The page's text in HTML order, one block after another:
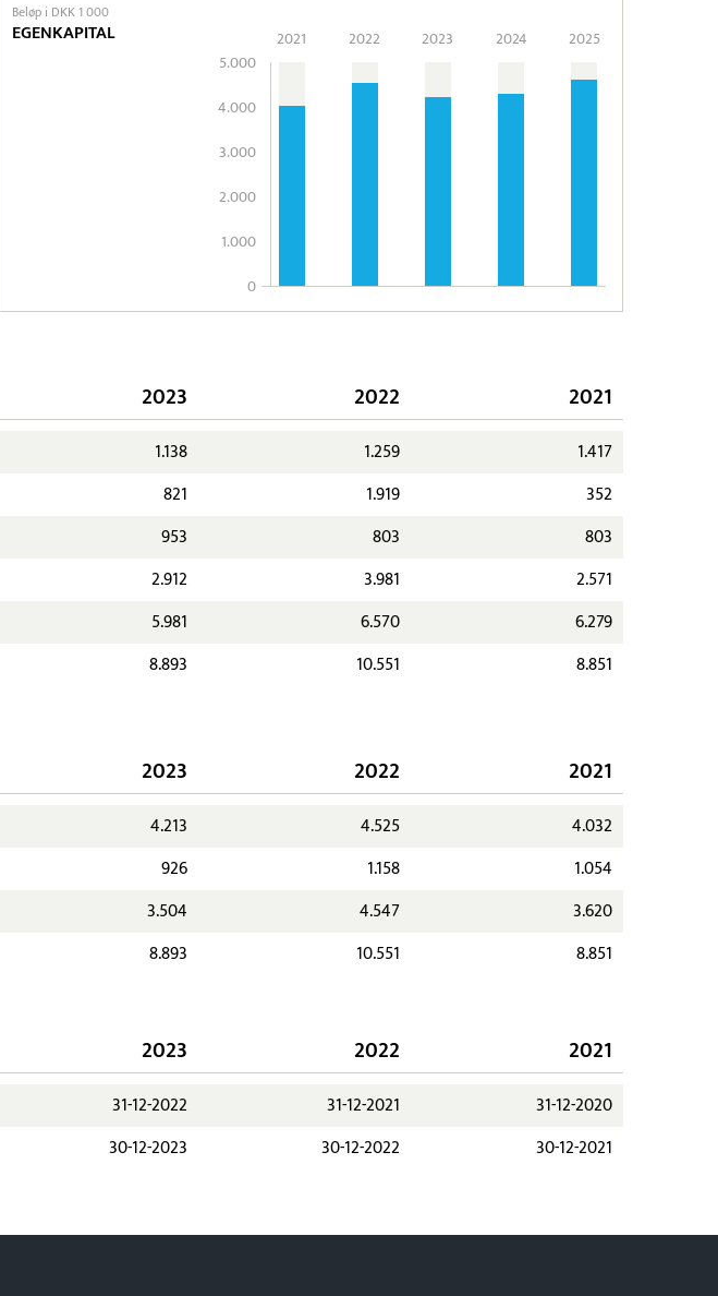
Beløp i DKK 1 000
EGENKAPITAL
5.000
4.000
3.000
2.000
1.000
0
2021 2022 2023 2024 2025
2023 2022 2021
1.138 1.259
1.417
821 1.919
352
953 803
803
2.912 3.981
2.571
5.981 6.570
6.279
8.893 10.551 8.851
2023 2022 2021
4.213 4.525
4.032
926 1.158
1.054
3.504 4.547
3.620
8.893 10.551 8.851
2023 2022 2021
31-12-2022 31-12-2021
31-12-2020
30-12-2023 30-12-2022 30-12-2021